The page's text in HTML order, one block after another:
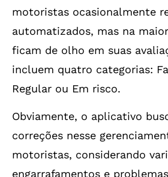
motoristas ocasionalmente
automatizados, mas na
ficam de olho em suas
incluem quatro categorias:
Regular ou Em risco.
Obviamente, o aplicativo
correções nesse
motoristas, considerando
engarrafamentos e